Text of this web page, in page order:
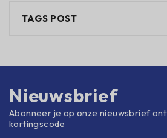
TAGS POST
Nieuwsbrief
Abonneer je op onze nieuwsbrief
kortingscode